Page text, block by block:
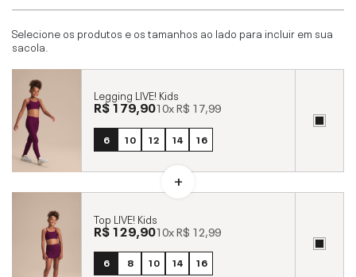
Selecione os produtos e os tamanhos ao lado para incluir em sua
sacola.
Legging LIVE! Kids
R$ 179,9010xR$ 17,99
6 10 12 14 16
Top LIVE! Kids
R$ 129,9010xR$ 12,99
6 8 10 14 16